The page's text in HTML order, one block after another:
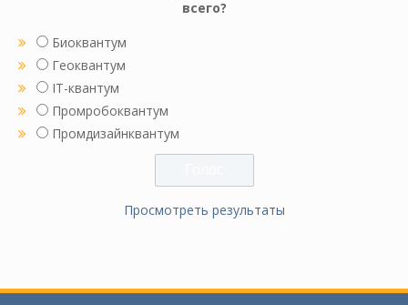
всего?
Биоквантум
Геоквантум
IT-квантум
Промробоквантум
Промдизайнквантум
Просмотреть результаты